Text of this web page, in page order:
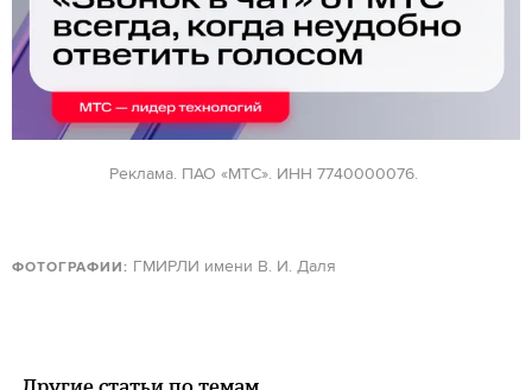
Реклама. ПАО «МТС». ИНН 7740000076.
ФОТОГРАФИИ: ГМИРЛИ имени В. И. Даля